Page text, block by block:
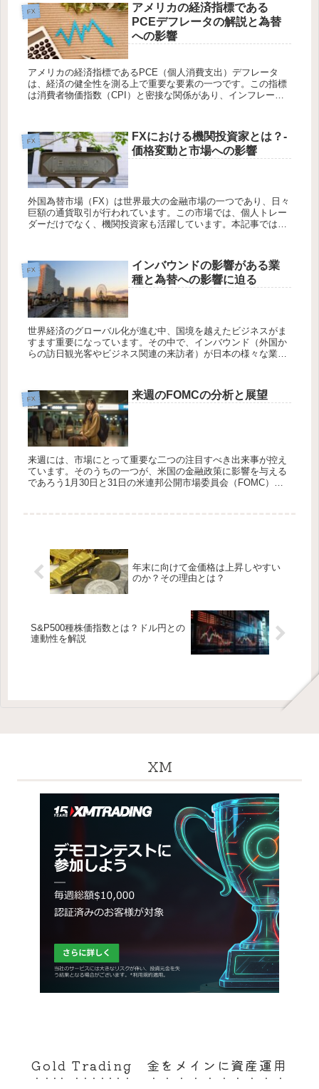
FX
アメリカの経済指標である
PCEデフレータの解説と為替
への影響
アメリカの経済指標であるPCE（個人消費支出）デフレータ
は、経済の健全性を測る上で重要な要素の一つです。この指標
は消費者物価指数（CPI）と密接な関係があり、インフレーシ
FX
FXにおける機関投資家とは？-
価格変動と市場への影響
外国為替市場（FX）は世界最大の金融市場の一つであり、日々
巨額の通貨取引が行われています。この市場では、個人トレー
ダーだけでなく、機関投資家も活躍しています。本記事では、
FX
インバウンドの影響がある業
種と為替への影響に迫る
世界経済のグローバル化が進む中、国境を越えたビジネスがま
すます重要になっています。その中で、インバウンド（外国か
らの訪日観光客やビジネス関連の来訪者）が日本の様々な業種
FX 来週のFOMCの分析と展望
来週には、市場にとって重要な二つの注目すべき出来事が控え
ています。そのうちの一つが、米国の金融政策に影響を与える
であろう1月30日と31日の米連邦公開市場委員会（FOMC）の
年末に向けて金価格は上昇しやすい
のか？その理由とは？
S&P500種株価指数とは？ドル円との
連動性を解説
XM
Gold Trading 金をメインに資産運用